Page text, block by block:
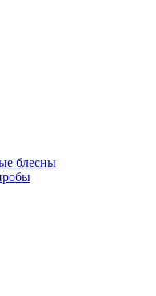
блесны